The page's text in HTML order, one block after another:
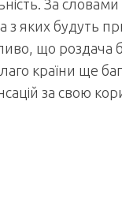
За
яких будуть
що роздача
країни ще
за свою